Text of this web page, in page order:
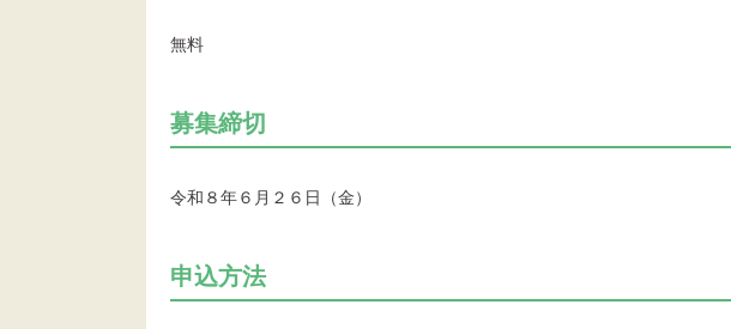
無料
募集締切
令和８年６月２６日（金）
申込方法